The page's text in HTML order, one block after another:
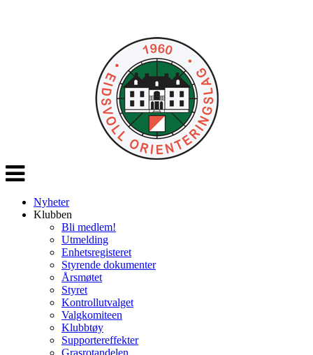
Veksle
navigasjon
Nyheter
Klubben
Bli medlem!
Utmelding
Enhetsregisteret
Styrende dokumenter
Årsmøtet
Styret
Kontrollutvalget
Valgkomiteen
Klubbtøy
Supportereffekter
Grasrotandelen